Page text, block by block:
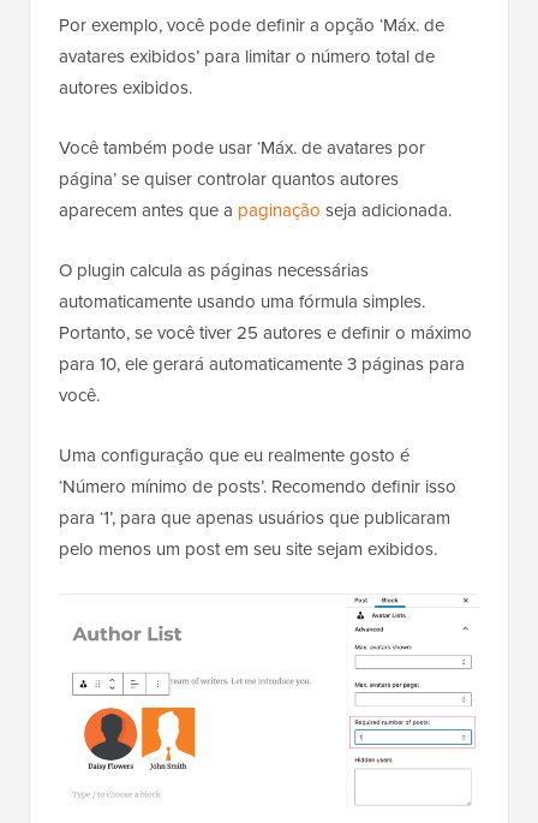
Por exemplo, você pode definir a opção ‘Máx. de
avatares exibidos’ para limitar o número total de
autores exibidos.
Você também pode usar ‘Máx. de avatares por
página’ se quiser controlar quantos autores
aparecem antes que a paginação seja adicionada.
O plugin calcula as páginas necessárias
automaticamente usando uma fórmula simples.
Portanto, se você tiver 25 autores e definir o máximo
para 10, ele gerará automaticamente 3 páginas para
você.
Uma configuração que eu realmente gosto é
‘Número mínimo de posts’. Recomendo definir isso
para ‘1’, para que apenas usuários que publicaram
pelo menos um post em seu site sejam exibidos.